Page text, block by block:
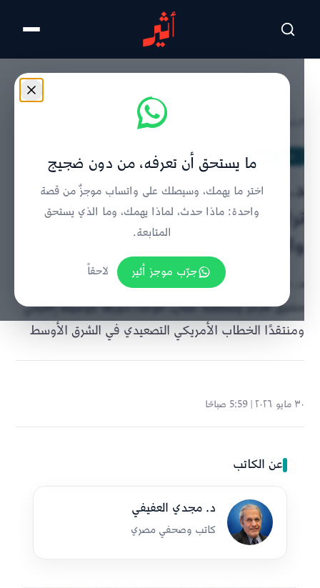
تخطى للمحتوى الرئيسي
د. مجدي العفيفي يكتب: يا مستر
ترامب.. عُمان دولة الحضارة
والوساطة لا دولة الاستهداف!
د. مجدي العفيفي يرد على تصريحات ترامب المنسوبة حول
مضيق هرمز وسلطنة عُمان، مؤكدًا دورها كوسيط إقليمي
ومنتقدًا الخطاب الأمريكي التصعيدي في الشرق الأوسط
٣٠ مايو ٢٠٢٦ | 5:59 صباحًا
عن الكاتب
د. مجدي العفيفي
كاتب وصحفي مصري
ما يستحق أن تعرفه، من دون ضجيج
اختر ما يهمك، وسيصلك على واتساب موجزٌ من قصة
واحدة: ماذا حدث، لماذا يهمك، وما الذي يستحق
المتابعة.
جرّب موجز أثير
لاحقاً